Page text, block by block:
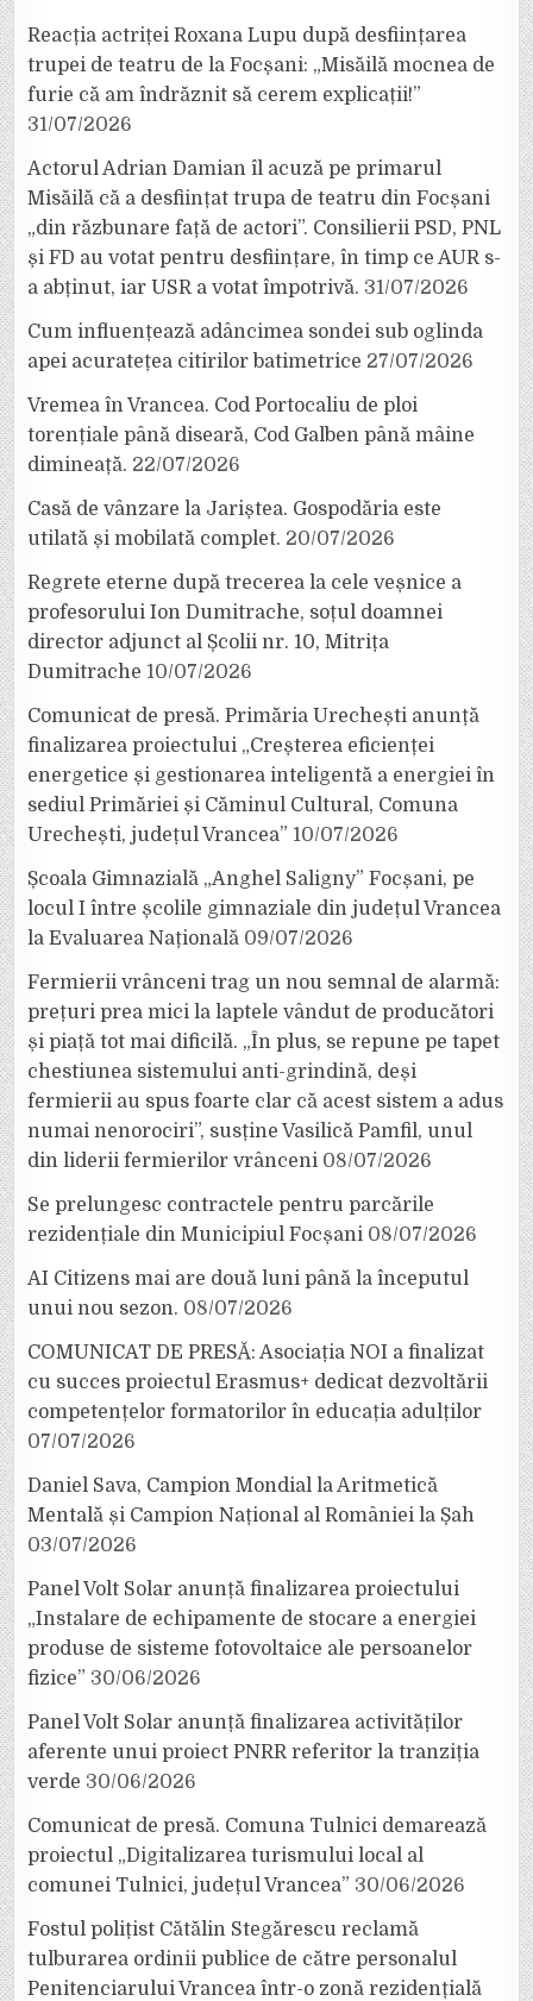
Reacția actriței Roxana Lupu după desființarea
trupei de teatru de la Focșani: „Misăilă mocnea de
furie că am îndrăznit să cerem explicații!”
31/07/2026
Actorul Adrian Damian îl acuză pe primarul
Misăilă că a desființat trupa de teatru din Focșani
„din răzbunare față de actori”. Consilierii PSD, PNL
și FD au votat pentru desființare, în timp ce AUR s-
a abținut, iar USR a votat împotrivă. 31/07/2026
Cum influențează adâncimea sondei sub oglinda
apei acuratețea citirilor batimetrice 27/07/2026
Vremea în Vrancea. Cod Portocaliu de ploi
torențiale până diseară, Cod Galben până mâine
dimineață. 22/07/2026
Casă de vânzare la Jariștea. Gospodăria este
utilată și mobilată complet. 20/07/2026
Regrete eterne după trecerea la cele veșnice a
profesorului Ion Dumitrache, soțul doamnei
director adjunct al Școlii nr. 10, Mitrița
Dumitrache 10/07/2026
Comunicat de presă. Primăria Urechești anunță
finalizarea proiectului „Creșterea eficienței
energetice și gestionarea inteligentă a energiei în
sediul Primăriei și Căminul Cultural, Comuna
Urechești, județul Vrancea” 10/07/2026
Școala Gimnazială „Anghel Saligny” Focșani, pe
locul I între școlile gimnaziale din județul Vrancea
la Evaluarea Națională 09/07/2026
Fermierii vrânceni trag un nou semnal de alarmă:
prețuri prea mici la laptele vândut de producători
și piață tot mai dificilă. „În plus, se repune pe tapet
chestiunea sistemului anti-grindină, deși
fermierii au spus foarte clar că acest sistem a adus
numai nenorociri”, susține Vasilică Pamfil, unul
din liderii fermierilor vrânceni 08/07/2026
Se prelungesc contractele pentru parcările
rezidențiale din Municipiul Focșani 08/07/2026
AI Citizens mai are două luni până la începutul
unui nou sezon. 08/07/2026
COMUNICAT DE PRESĂ: Asociația NOI a finalizat
cu succes proiectul Erasmus+ dedicat dezvoltării
competențelor formatorilor în educația adulților
07/07/2026
Daniel Sava, Campion Mondial la Aritmetică
Mentală și Campion Național al României la Șah
03/07/2026
Panel Volt Solar anunță finalizarea proiectului
„Instalare de echipamente de stocare a energiei
produse de sisteme fotovoltaice ale persoanelor
fizice” 30/06/2026
Panel Volt Solar anunță finalizarea activităților
aferente unui proiect PNRR referitor la tranziția
verde 30/06/2026
Comunicat de presă. Comuna Tulnici demarează
proiectul „Digitalizarea turismului local al
comunei Tulnici, județul Vrancea” 30/06/2026
Fostul polițist Cătălin Stegărescu reclamă
tulburarea ordinii publice de către personalul
Penitenciarului Vrancea într-o zonă rezidențială